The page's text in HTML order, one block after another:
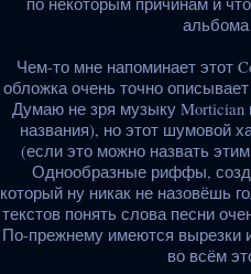
альбома
Чем-то мне напоминает этот
обложка очень точно
Думаю не зря музыку Mortician
названия), но этот шумовой
(если это можно назвать
Однообразные риффы,
который ну никак не назовёшь
текстов понять слова песни
По-прежнему имеются вырезки
во всём